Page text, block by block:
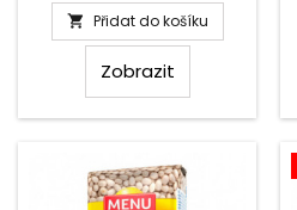
 Přidat do košíku
Zobrazit